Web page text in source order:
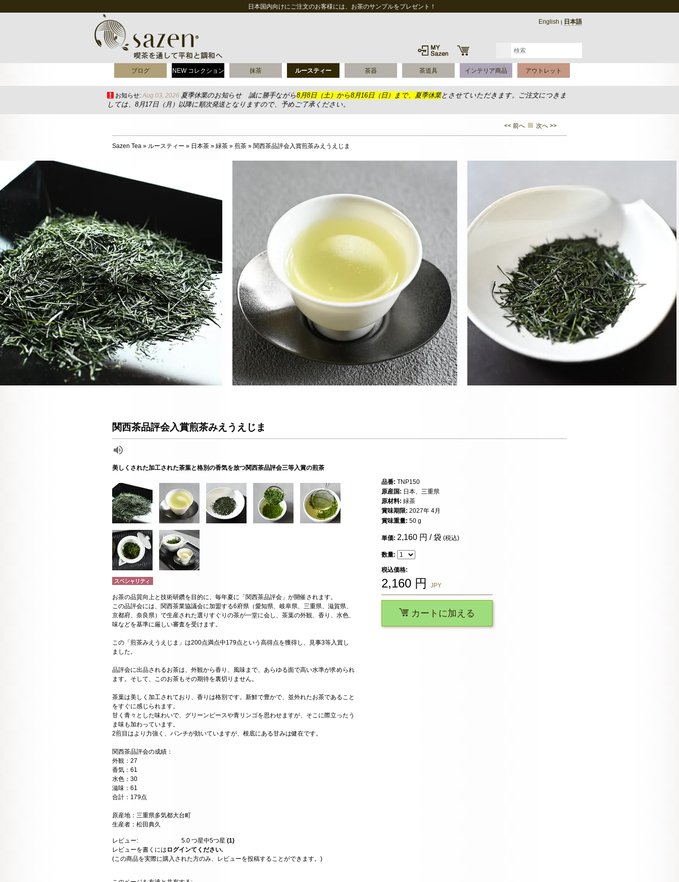
日本国内向けにご注文のお客様には、お茶のサンプルをプレゼント！
English | 日本語
ブログ NEW コレクション 抹茶 ルースティー 茶器 茶道具 インテリア商品 アウトレット
お知らせ: Aug 03, 2026 夏季休業のお知らせ 誠に勝手ながら8月8日（土）から8月16日（日）まで、夏季休業とさせていただきます。ご注文につきま
しては、8月17日（月）以降に順次発送となりますので、予めご了承ください。
<< 前へ 次へ >>
Sazen Tea » ルースティー » 日本茶 » 緑茶 » 煎茶 » 関西茶品評会入賞煎茶みえうえじま
関西茶品評会入賞煎茶みえうえじま
美しくされた加工された茶葉と格別の香気を放つ関西茶品評会三等入賞の煎茶
お茶の品質向上と技術研鑽を目的に、毎年夏に「関西茶品評会」が開催されます。
この品評会には、関西茶業協議会に加盟する6府県（愛知県、岐阜県、三重県、滋賀県、
京都府、奈良県）で生産された選りすぐりの茶が一堂に会し、茶葉の外観、香り、水色、
味などを基準に厳しい審査を受けます。
この「煎茶みえうえじま」は200点満点中179点という高得点を獲得し、見事3等入賞し
ました。
品評会に出品されるお茶は、外観から香り、風味まで、あらゆる面で高い水準が求められ
ます。そして、このお茶もその期待を裏切りません。
茶葉は美しく加工されており、香りは格別です。新鮮で豊かで、並外れたお茶であること
をすぐに感じられます。
甘く青々とした味わいで、グリーンピースや青リンゴを思わせますが、そこに際立ったう
ま味も加わっています。
2煎目はより力強く、パンチが効いていますが、根底にある甘みは健在です。
関西茶品評会の成績：
外観：27
香気：61
水色：30
滋味：61
合計：179点
原産地：三重県多気都大台町
生産者：松田典久
レビュー: 5.0 つ星中5つ星 (1)
レビューを書くには ログインてください.
(この商品を実際に購入された方のみ、レビューを投稿することができます。)
品番: TNP150
原産国: 日本、三重県
原材料: 緑茶
賞味期限: 2027年 4月
賞味重量: 50 g
単価: 2,160 円 / 袋 (税込)
数量:
税込価格:
2,160 円 JPY
カートに加える